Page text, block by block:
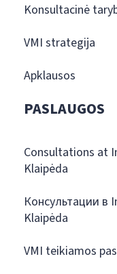
Konsultacinė
VMI strategija
Apklausos
PASLAUGOS
Consultations at
Klaipėda
Консультации в
Klaipėda
VMI teikiamos